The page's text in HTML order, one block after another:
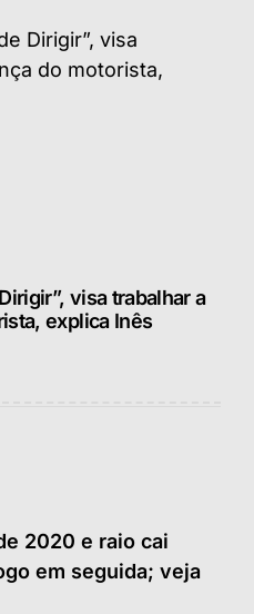
visa trabalhar a
explica Inês
2020 e raio cai
em seguida; veja